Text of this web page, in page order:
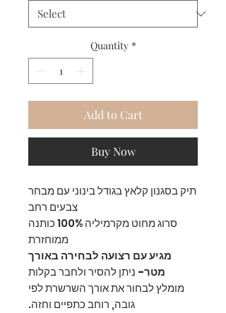
Quantity *
Add to Cart
Buy Now
תיק בסגנון קלאץ בגודל בינוני עם מבחר
צבעים רחב
סרוג מחוט מקרמיליה 100% כותנה
ממוחזרת
מגיע עם רצועה לבחירה באורך
מטר- ניתן להסיר ולחבר בקלות
מומלץ לבחור את אורך השרשרת לפי
גובה, רוחב כתפיים וחזה.